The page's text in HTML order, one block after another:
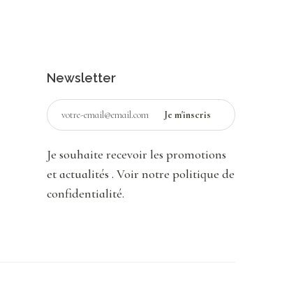
Newsletter
Je souhaite recevoir les promotions
et actualités . Voir notre politique de
confidentialité.